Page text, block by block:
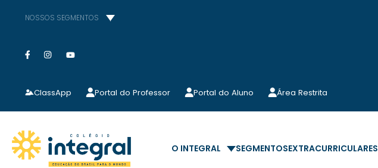
NOSSOS SEGMENTOS
ClassApp Portal do Professor Portal do Aluno Área Restrita
O INTEGRAL SEGMENTOSEXTRACURRICULARES